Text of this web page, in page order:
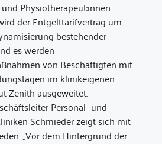
Physiotherapeut:innen
der Entgelttarifvertrag um
bestehender
es werden
von Beschäftigten mit
im klinikeigenen
Zenith ausgeweitet.
Personal- und
Schmieder zeigt sich mit
„Vor dem Hintergrund der